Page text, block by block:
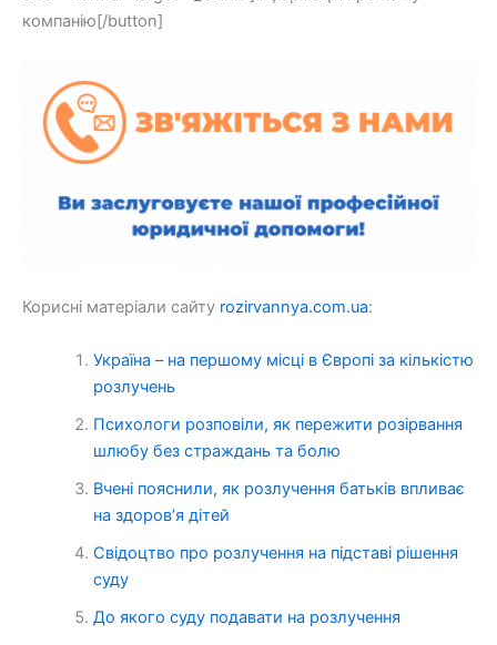
компанію[/button]
Корисні матеріали сайту rozirvannya.com.ua:
Україна – на першому місці в Європі за кількістю
розлучень
Психологи розповіли, як пережити розірвання
шлюбу без страждань та болю
Вчені пояснили, як розлучення батьків впливає
на здоров’я дітей
Свідоцтво про розлучення на підставі рішення
суду
До якого суду подавати на розлучення